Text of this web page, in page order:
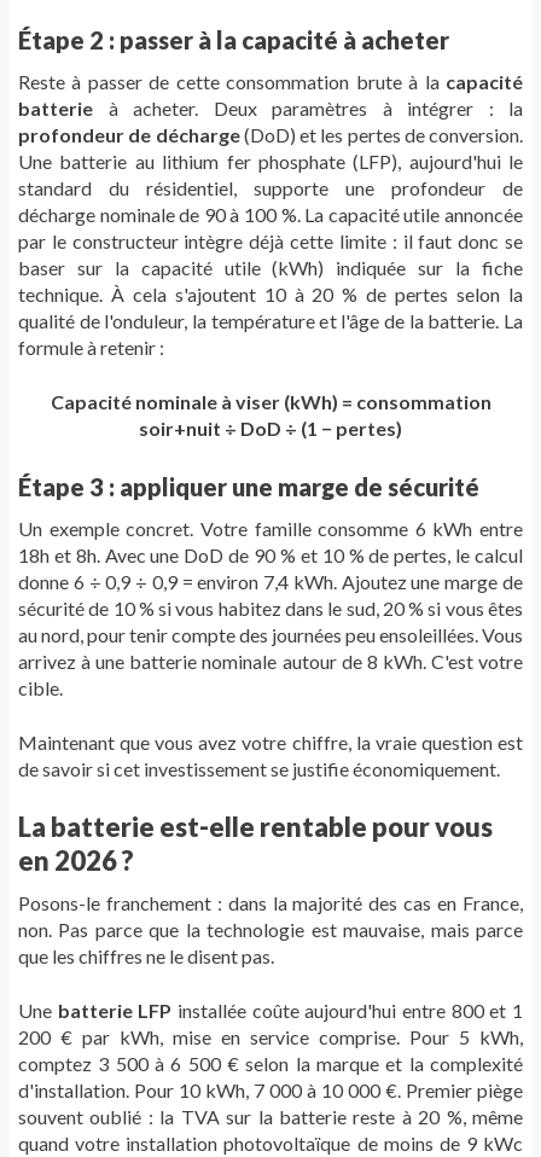
Étape 2 : passer à la capacité à acheter
Reste à passer de cette consommation brute à la capacité
batterie à acheter. Deux paramètres à intégrer : la
profondeur de décharge(DoD) et les pertes de conversion.
Une batterie au lithium fer phosphate (LFP), aujourd'hui le
standard du résidentiel, supporte une profondeur de
décharge nominale de 90 à 100 %. La capacité utile annoncée
par le constructeur intègre déjà cette limite : il faut donc se
baser sur la capacité utile (kWh) indiquée sur la fiche
technique. À cela s'ajoutent 10 à 20 % de pertes selon la
qualité de l'onduleur, la température et l'âge de la batterie. La
formule à retenir :
Capacité nominale à viser (kWh) = consommation
soir+nuit ÷ DoD ÷ (1 − pertes)
Étape 3 : appliquer une marge de sécurité
Un exemple concret. Votre famille consomme 6 kWh entre
18h et 8h. Avec une DoD de 90 % et 10 % de pertes, le calcul
donne 6 ÷ 0,9 ÷ 0,9 = environ 7,4 kWh. Ajoutez une marge de
sécurité de 10 % si vous habitez dans le sud, 20 % si vous êtes
au nord, pour tenir compte des journées peu ensoleillées. Vous
arrivez à une batterie nominale autour de 8 kWh. C'est votre
cible.
Maintenant que vous avez votre chiffre, la vraie question est
de savoir si cet investissement se justifie économiquement.
La batterie est-elle rentable pour vous
en 2026 ?
Posons-le franchement : dans la majorité des cas en France,
non. Pas parce que la technologie est mauvaise, mais parce
que les chiffres ne le disent pas.
Une batterie LFP installée coûte aujourd'hui entre 800 et 1
200 € par kWh, mise en service comprise. Pour 5 kWh,
comptez 3 500 à 6 500 € selon la marque et la complexité
d'installation. Pour 10 kWh, 7 000 à 10 000 €. Premier piège
souvent oublié : la TVA sur la batterie reste à 20 %, même
quand votre installation photovoltaïque de moins de 9 kWc